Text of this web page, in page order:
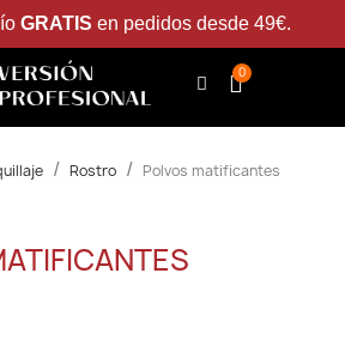
GRATIS en pedidos desde 49€.
Rostro Polvos matificantes